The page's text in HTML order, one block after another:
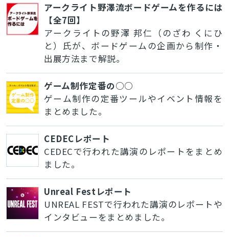
アークライト野澤流ボードゲームを作るには
【全7回】
アークライトの野澤 邦仁（のざわ くにひ
と）氏が、ボードゲームの企画から制作・
出展方法まで解説。
ゲーム制作定番の○○
ゲーム制作の定番ツールやイベント情報を
まとめました。
CEDECレポート
CEDECで行われた講演のレポートをまとめ
ました。
Unreal Festレポート
UNREAL FESTで行われた講演のレポートや
インタビューをまとめました。